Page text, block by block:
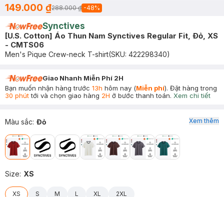
149.000 ₫288.000 ₫ -48%
Synctives
[U.S. Cotton] Áo Thun Nam Synctives Regular Fit, Ðỏ, XS
- CMTS06
Men's Pique Crew-neck T-shirt(SKU: 422298340)
Giao Nhanh Miễn Phí 2H
Bạn muốn nhận hàng trước 13h hôm nay (Miễn phí). Đặt hàng trong
30 phúttới và chọn giao hàng 2H ở bước thanh toán. Xem chi tiết
Màu sắc: Đỏ
Size: XS
XS S M L XL 2XL
Xem thêm